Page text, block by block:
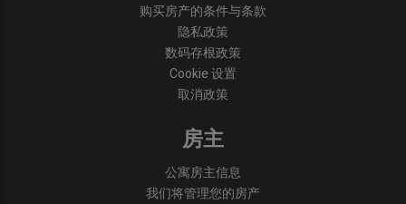
购买房产的条件与条款
隐私政策
数码存根政策
Cookie 设置
取消政策
房主
公寓房主信息
我们将管理您的房产